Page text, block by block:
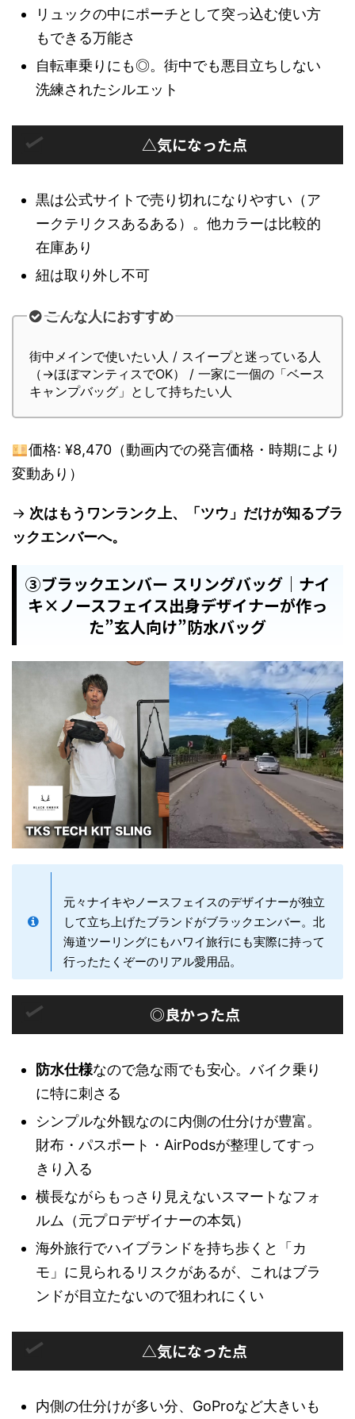
リュックの中にポーチとして突っ込む使い方
もできる万能さ
自転車乗りにも◎。街中でも悪目立ちしない
洗練されたシルエット
△気になった点
黒は公式サイトで売り切れになりやすい（ア
ークテリクスあるある）。他カラーは比較的
在庫あり
紐は取り外し不可
こんな人におすすめ
街中メインで使いたい人 / スイープと迷っている人
（→ほぼマンティスでOK） / 一家に一個の「ベース
キャンプバッグ」として持ちたい人
価格: ¥8,470（動画内での発言価格・時期により
変動あり）
→ 次はもうワンランク上、「ツウ」だけが知るブラ
ックエンバーへ。
③ブラックエンバー スリングバッグ｜ナイ
キ×ノースフェイス出身デザイナーが作っ
た”玄人向け”防水バッグ
元々ナイキやノースフェイスのデザイナーが独立
して立ち上げたブランドがブラックエンバー。北
海道ツーリングにもハワイ旅行にも実際に持って
行ったたくぞーのリアル愛用品。
◎良かった点
防水仕様なので急な雨でも安心。バイク乗り
に特に刺さる
シンプルな外観なのに内側の仕分けが豊富。
財布・パスポート・AirPodsが整理してすっ
きり入る
横長ながらもっさり見えないスマートなフォ
ルム（元プロデザイナーの本気）
海外旅行でハイブランドを持ち歩くと「カ
モ」に見られるリスクがあるが、これはブラ
ンドが目立たないので狙われにくい
△気になった点
内側の仕分けが多い分、GoProなど大きいも